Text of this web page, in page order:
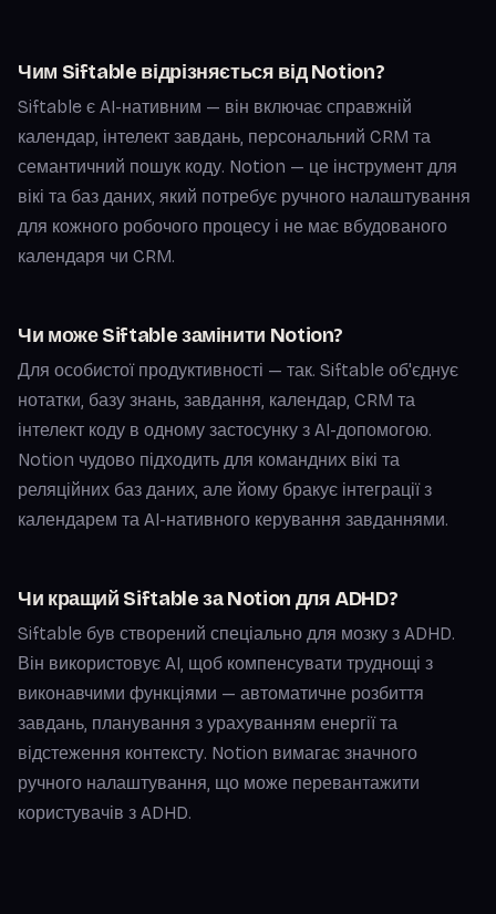
Чим Siftable відрізняється від Notion?
Siftable є AI-нативним — він включає справжній
календар, інтелект завдань, персональний CRM та
семантичний пошук коду. Notion — це інструмент для
вікі та баз даних, який потребує ручного налаштування
для кожного робочого процесу і не має вбудованого
календаря чи CRM.
Чи може Siftable замінити Notion?
Для особистої продуктивності — так. Siftable об'єднує
нотатки, базу знань, завдання, календар, CRM та
інтелект коду в одному застосунку з AI-допомогою.
Notion чудово підходить для командних вікі та
реляційних баз даних, але йому бракує інтеграції з
календарем та AI-нативного керування завданнями.
Чи кращий Siftable за Notion для ADHD?
Siftable був створений спеціально для мозку з ADHD.
Він використовує AI, щоб компенсувати труднощі з
виконавчими функціями — автоматичне розбиття
завдань, планування з урахуванням енергії та
відстеження контексту. Notion вимагає значного
ручного налаштування, що може перевантажити
користувачів з ADHD.